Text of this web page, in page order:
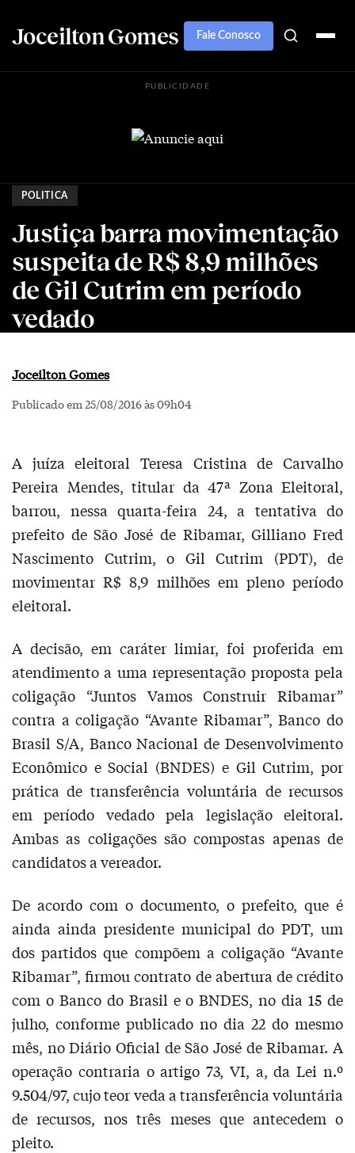
Joceilton Gomes Fale Conosco
PUBLICIDADE
POLITICA
Justiça barra movimentação
suspeita de R$ 8,9 milhões
de Gil Cutrim em período
vedado
Joceilton Gomes
Publicado em 25/08/2016 às 09h04
A juíza eleitoral Teresa Cristina de Carvalho
Pereira Mendes, titular da 47ª Zona Eleitoral,
barrou, nessa quarta-feira 24, a tentativa do
prefeito de São José de Ribamar, Gilliano Fred
Nascimento Cutrim, o Gil Cutrim (PDT), de
movimentar R$ 8,9 milhões em pleno período
eleitoral.
A decisão, em caráter limiar, foi proferida em
atendimento a uma representação proposta pela
coligação “Juntos Vamos Construir Ribamar”
contra a coligação “Avante Ribamar”, Banco do
Brasil S/A, Banco Nacional de Desenvolvimento
Econômico e Social (BNDES) e Gil Cutrim, por
prática de transferência voluntária de recursos
em período vedado pela legislação eleitoral.
Ambas as coligações são compostas apenas de
candidatos a vereador.
De acordo com o documento, o prefeito, que é
ainda ainda presidente municipal do PDT, um
dos partidos que compõem a coligação “Avante
Ribamar”, firmou contrato de abertura de crédito
com o Banco do Brasil e o BNDES, no dia 15 de
julho, conforme publicado no dia 22 do mesmo
mês, no Diário Oficial de São José de Ribamar. A
operação contraria o artigo 73, VI, a, da Lei n.º
9.504/97, cujo teor veda a transferência voluntária
de recursos, nos três meses que antecedem o
pleito.